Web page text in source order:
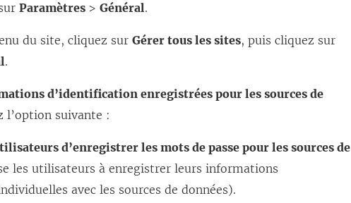
Paramètres >Général.
du site, cliquez surGérer tous les sites, puis cliquez sur
.
d’identification enregistrées pour les sources de
l’option suivante :
d’enregistrer les mots de passe pour les sources de
les utilisateurs à enregistrer leurs informations
avec les sources de données).